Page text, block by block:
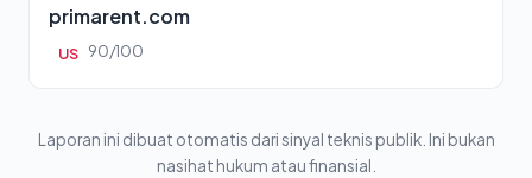
primarent.com
US 90/100
Laporan ini dibuat otomatis dari sinyal teknis publik. Ini bukan
nasihat hukum atau finansial.